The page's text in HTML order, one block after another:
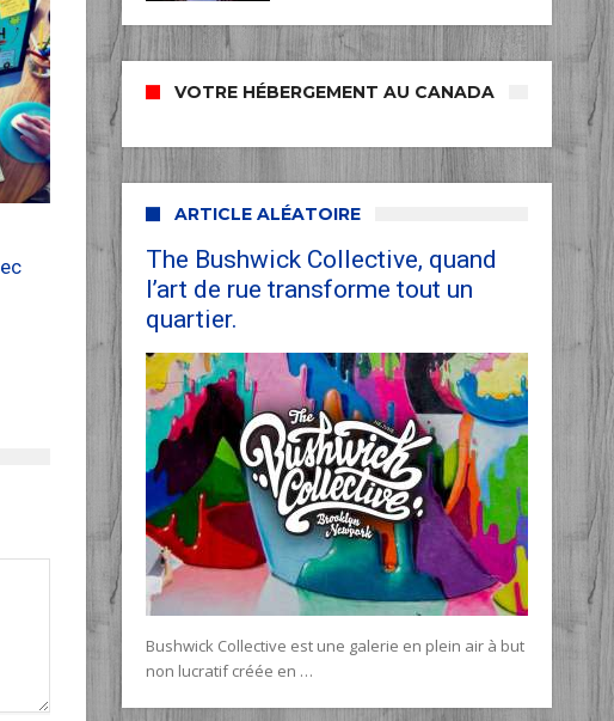
VOTRE HÉBERGEMENT AU CANADA
ARTICLE ALÉATOIRE
The Bushwick Collective, quand
l’art de rue transforme tout un
quartier.
Bushwick Collective est une galerie en plein air à but
non lucratif créée en …